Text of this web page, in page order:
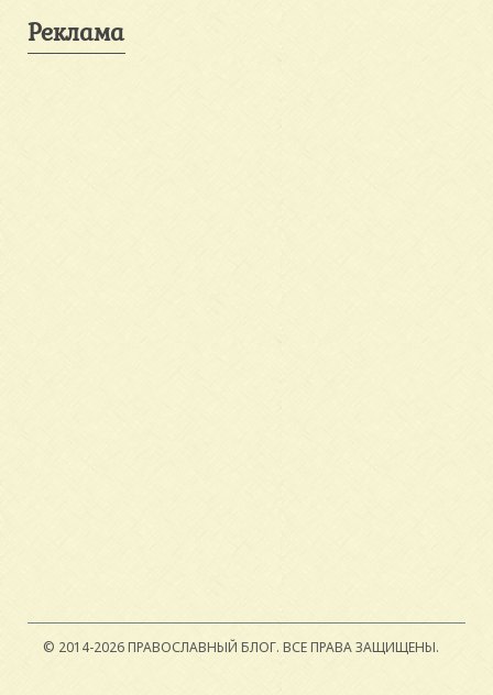
Реклама
© 2014-2026 ПРАВОСЛАВНЫЙ БЛОГ. ВСЕ ПРАВА ЗАЩИЩЕНЫ.